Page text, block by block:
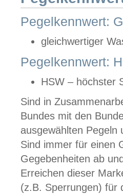
Pegelkennwert:
gleichwertiger
Pegelkennwert:
HSW – höchster
Sind in
Bundes mit den
ausgewählten
Sind immer für einen
Gegebenheiten ab
Erreichen dieser
(z.B. Sperrungen) für